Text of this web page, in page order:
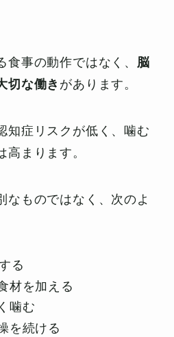
食事の動作ではなく、 脳
切な働き があります。
知症リスクが低く、噛む
高まります。
なものではなく、次のよ
る
材を加える
噛む
を続ける